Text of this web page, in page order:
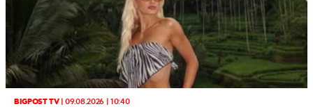
BIGPOST TV|09.08.2026 | 10:40